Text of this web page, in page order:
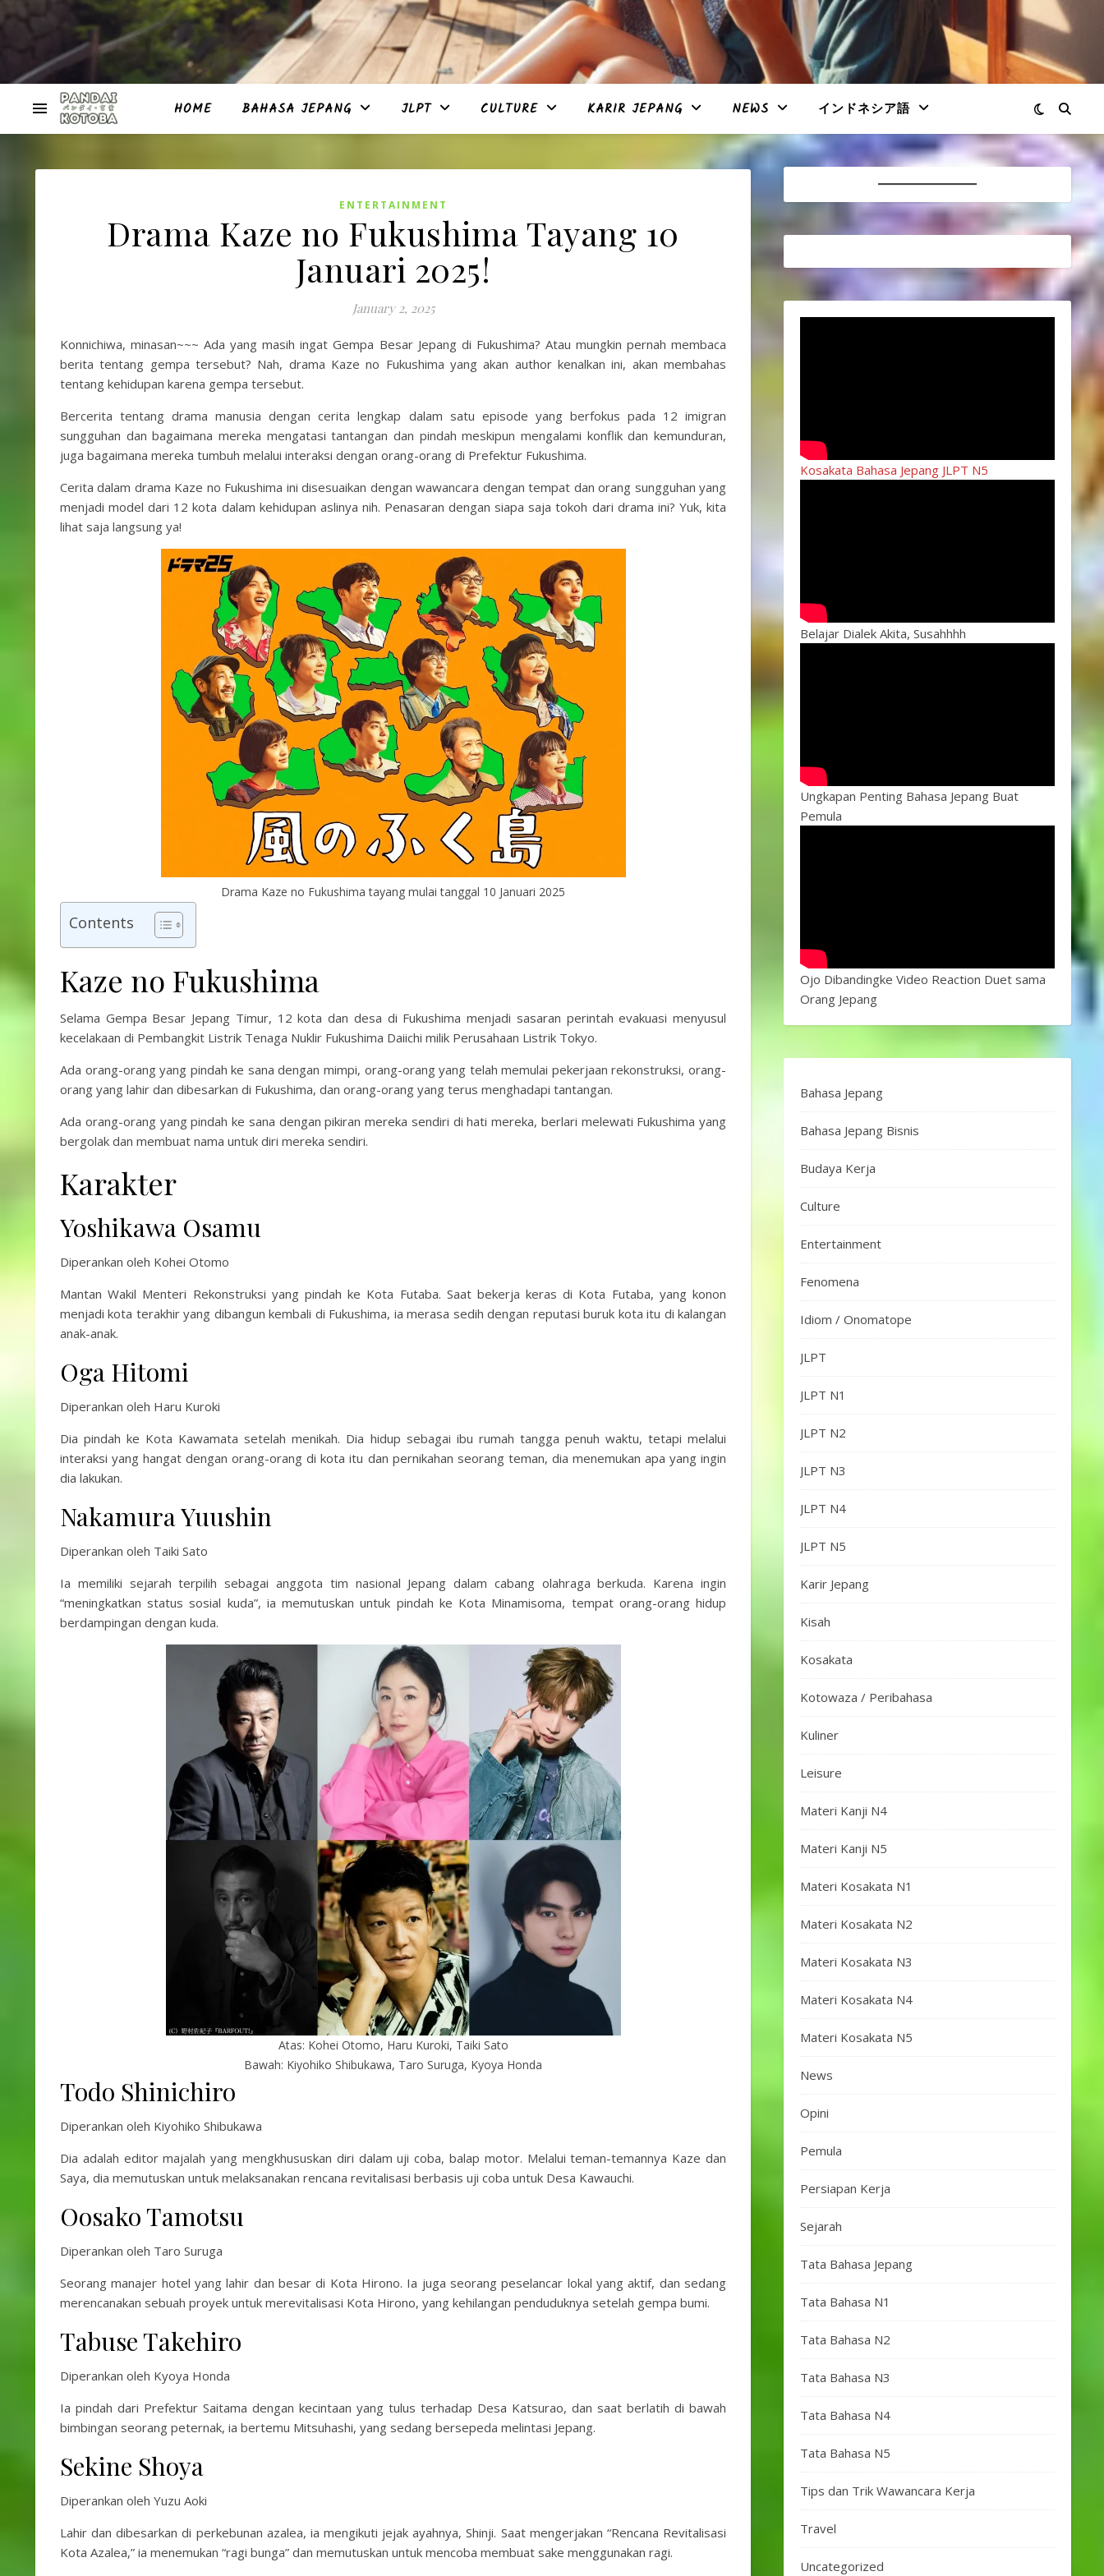
HOME BAHASA JEPANG JLPT CULTURE KARIR JEPANG NEWS インドネシア語
ENTERTAINMENT
Drama Kaze no Fukushima Tayang 10
Januari 2025!
January 2, 2025
Konnichiwa, minasan~~~ Ada yang masih ingat Gempa Besar Jepang di Fukushima? Atau mungkin pernah membaca
berita tentang gempa tersebut? Nah, drama Kaze no Fukushima yang akan author kenalkan ini, akan membahas
tentang kehidupan karena gempa tersebut.
Bercerita tentang drama manusia dengan cerita lengkap dalam satu episode yang berfokus pada 12 imigran
sungguhan dan bagaimana mereka mengatasi tantangan dan pindah meskipun mengalami konflik dan kemunduran,
juga bagaimana mereka tumbuh melalui interaksi dengan orang-orang di Prefektur Fukushima.
Cerita dalam drama Kaze no Fukushima ini disesuaikan dengan wawancara dengan tempat dan orang sungguhan yang
menjadi model dari 12 kota dalam kehidupan aslinya nih. Penasaran dengan siapa saja tokoh dari drama ini? Yuk, kita
lihat saja langsung ya!
Drama Kaze no Fukushima tayang mulai tanggal 10 Januari 2025
Contents
Kaze no Fukushima
Selama Gempa Besar Jepang Timur, 12 kota dan desa di Fukushima menjadi sasaran perintah evakuasi menyusul
kecelakaan di Pembangkit Listrik Tenaga Nuklir Fukushima Daiichi milik Perusahaan Listrik Tokyo.
Ada orang-orang yang pindah ke sana dengan mimpi, orang-orang yang telah memulai pekerjaan rekonstruksi, orang-
orang yang lahir dan dibesarkan di Fukushima, dan orang-orang yang terus menghadapi tantangan.
Ada orang-orang yang pindah ke sana dengan pikiran mereka sendiri di hati mereka, berlari melewati Fukushima yang
bergolak dan membuat nama untuk diri mereka sendiri.
Karakter
Yoshikawa Osamu
Diperankan oleh Kohei Otomo
Mantan Wakil Menteri Rekonstruksi yang pindah ke Kota Futaba. Saat bekerja keras di Kota Futaba, yang konon
menjadi kota terakhir yang dibangun kembali di Fukushima, ia merasa sedih dengan reputasi buruk kota itu di kalangan
anak-anak.
Oga Hitomi
Diperankan oleh Haru Kuroki
Dia pindah ke Kota Kawamata setelah menikah. Dia hidup sebagai ibu rumah tangga penuh waktu, tetapi melalui
interaksi yang hangat dengan orang-orang di kota itu dan pernikahan seorang teman, dia menemukan apa yang ingin
dia lakukan.
Nakamura Yuushin
Diperankan oleh Taiki Sato
Ia memiliki sejarah terpilih sebagai anggota tim nasional Jepang dalam cabang olahraga berkuda. Karena ingin
“meningkatkan status sosial kuda”, ia memutuskan untuk pindah ke Kota Minamisoma, tempat orang-orang hidup
berdampingan dengan kuda.
Atas: Kohei Otomo, Haru Kuroki, Taiki Sato
Bawah: Kiyohiko Shibukawa, Taro Suruga, Kyoya Honda
Todo Shinichiro
Diperankan oleh Kiyohiko Shibukawa
Dia adalah editor majalah yang mengkhususkan diri dalam uji coba, balap motor. Melalui teman-temannya Kaze dan
Saya, dia memutuskan untuk melaksanakan rencana revitalisasi berbasis uji coba untuk Desa Kawauchi.
Oosako Tamotsu
Diperankan oleh Taro Suruga
Seorang manajer hotel yang lahir dan besar di Kota Hirono. Ia juga seorang peselancar lokal yang aktif, dan sedang
merencanakan sebuah proyek untuk merevitalisasi Kota Hirono, yang kehilangan penduduknya setelah gempa bumi.
Tabuse Takehiro
Diperankan oleh Kyoya Honda
Ia pindah dari Prefektur Saitama dengan kecintaan yang tulus terhadap Desa Katsurao, dan saat berlatih di bawah
bimbingan seorang peternak, ia bertemu Mitsuhashi, yang sedang bersepeda melintasi Jepang.
Sekine Shoya
Diperankan oleh Yuzu Aoki
Lahir dan dibesarkan di perkebunan azalea, ia mengikuti jejak ayahnya, Shinji. Saat mengerjakan “Rencana Revitalisasi
Kota Azalea,” ia menemukan “ragi bunga” dan memutuskan untuk mencoba membuat sake menggunakan ragi.
Kosakata Bahasa Jepang JLPT N5
Belajar Dialek Akita, Susahhhh
Ungkapan Penting Bahasa Jepang Buat
Pemula
Ojo Dibandingke Video Reaction Duet sama
Orang Jepang
Bahasa Jepang
Bahasa Jepang Bisnis
Budaya Kerja
Culture
Entertainment
Fenomena
Idiom / Onomatope
JLPT
JLPT N1
JLPT N2
JLPT N3
JLPT N4
JLPT N5
Karir Jepang
Kisah
Kosakata
Kotowaza / Peribahasa
Kuliner
Leisure
Materi Kanji N4
Materi Kanji N5
Materi Kosakata N1
Materi Kosakata N2
Materi Kosakata N3
Materi Kosakata N4
Materi Kosakata N5
News
Opini
Pemula
Persiapan Kerja
Sejarah
Tata Bahasa Jepang
Tata Bahasa N1
Tata Bahasa N2
Tata Bahasa N3
Tata Bahasa N4
Tata Bahasa N5
Tips dan Trik Wawancara Kerja
Travel
Uncategorized